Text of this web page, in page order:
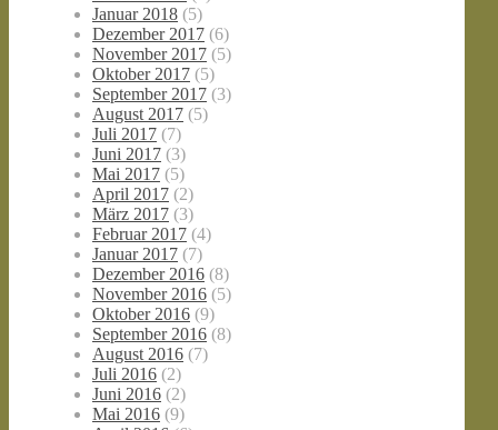
Januar 2018 (5)
Dezember 2017 (6)
November 2017 (5)
Oktober 2017 (5)
September 2017 (3)
August 2017 (5)
Juli 2017 (7)
Juni 2017 (3)
Mai 2017 (5)
April 2017 (2)
März 2017 (3)
Februar 2017 (4)
Januar 2017 (7)
Dezember 2016 (8)
November 2016 (5)
Oktober 2016 (9)
September 2016 (8)
August 2016 (7)
Juli 2016 (2)
Juni 2016 (2)
Mai 2016 (9)